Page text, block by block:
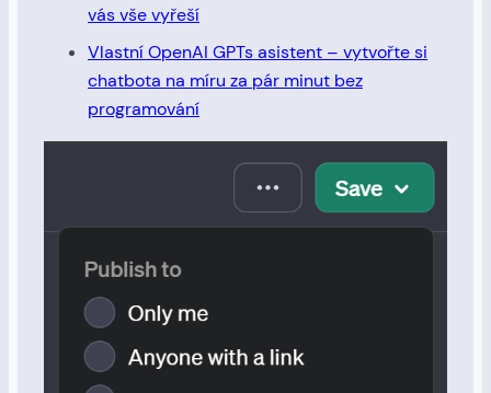
vás vše vyřeší
Vlastní OpenAI GPTs asistent – vytvořte si
chatbota na míru za pár minut bez
programování